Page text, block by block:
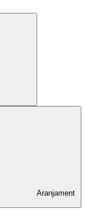
Aranjament